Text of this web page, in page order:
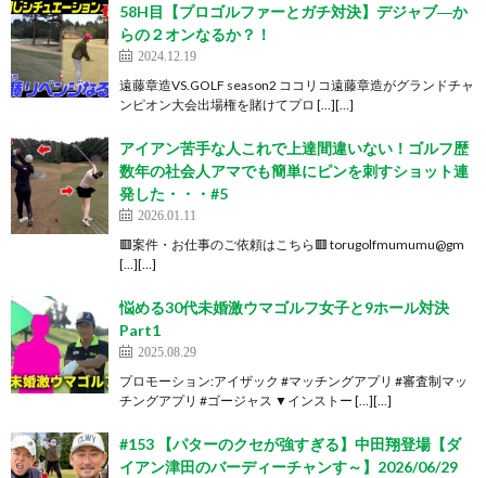
58H目【プロゴルファーとガチ対決】デジャブ―か
らの２オンなるか？！
2024.12.19
遠藤章造VS.GOLF season2 ココリコ遠藤章造がグランドチャ
ンピオン大会出場権を賭けてプロ […][…]
アイアン苦手な人これで上達間違いない！ゴルフ歴
数年の社会人アマでも簡単にピンを刺すショット連
発した・・・#5
2026.01.11
🟥案件・お仕事のご依頼はこちら🟥 torugolfmumumu@gm
[…][…]
悩める30代未婚激ウマゴルフ女子と9ホール対決
Part1
2025.08.29
プロモーション:アイザック #マッチングアプリ #審査制マッ
チングアプリ #ゴージャス ▼インストー […][…]
#153 【パターのクセが強すぎる】中田翔登場【ダ
イアン津田のバーディーチャンす～】2026/06/29